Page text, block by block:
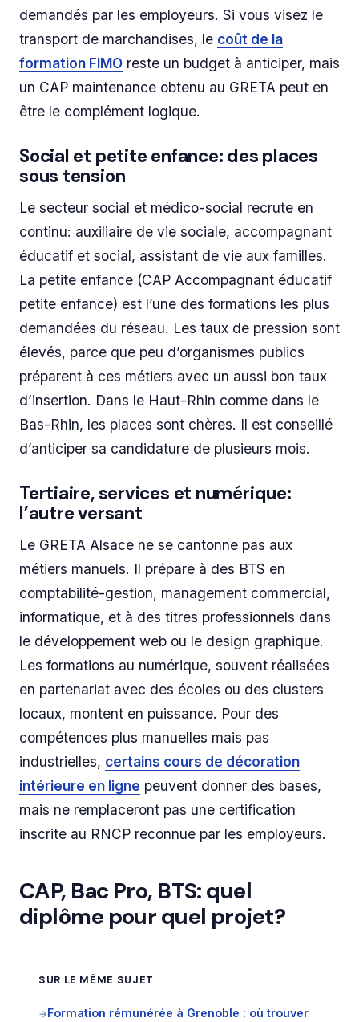
demandés par les employeurs. Si vous visez le
transport de marchandises, le coût de la
formation FIMO reste un budget à anticiper, mais
un CAP maintenance obtenu au GRETA peut en
être le complément logique.
Social et petite enfance: des places
sous tension
Le secteur social et médico-social recrute en
continu: auxiliaire de vie sociale, accompagnant
éducatif et social, assistant de vie aux familles.
La petite enfance (CAP Accompagnant éducatif
petite enfance) est l’une des formations les plus
demandées du réseau. Les taux de pression sont
élevés, parce que peu d’organismes publics
préparent à ces métiers avec un aussi bon taux
d’insertion. Dans le Haut-Rhin comme dans le
Bas-Rhin, les places sont chères. Il est conseillé
d’anticiper sa candidature de plusieurs mois.
Tertiaire, services et numérique:
l’autre versant
Le GRETA Alsace ne se cantonne pas aux
métiers manuels. Il prépare à des BTS en
comptabilité-gestion, management commercial,
informatique, et à des titres professionnels dans
le développement web ou le design graphique.
Les formations au numérique, souvent réalisées
en partenariat avec des écoles ou des clusters
locaux, montent en puissance. Pour des
compétences plus manuelles mais pas
industrielles, certains cours de décoration
intérieure en ligne peuvent donner des bases,
mais ne remplaceront pas une certification
inscrite au RNCP reconnue par les employeurs.
CAP, Bac Pro, BTS: quel
diplôme pour quel projet?
SUR LE MÊME SUJET
→Formation rémunérée à Grenoble : où trouver